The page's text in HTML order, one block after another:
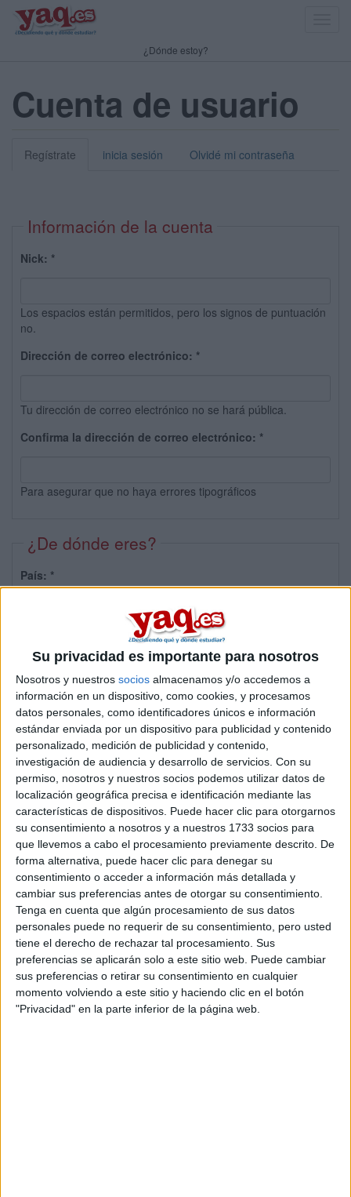
Su privacidad es importante para nosotros
Nosotros y nuestros socios almacenamos y/o accedemos a
información en un dispositivo, como cookies, y procesamos
datos personales, como identificadores únicos e información
estándar enviada por un dispositivo para publicidad y contenido
personalizado, medición de publicidad y contenido,
investigación de audiencia y desarrollo de servicios. Con su
permiso, nosotros y nuestros socios podemos utilizar datos de
localización geográfica precisa e identificación mediante las
características de dispositivos. Puede hacer clic para otorgarnos
su consentimiento a nosotros y a nuestros 1733 socios para
que llevemos a cabo el procesamiento previamente descrito. De
forma alternativa, puede hacer clic para denegar su
consentimiento o acceder a información más detallada y
cambiar sus preferencias antes de otorgar su consentimiento.
Tenga en cuenta que algún procesamiento de sus datos
personales puede no requerir de su consentimiento, pero usted
tiene el derecho de rechazar tal procesamiento. Sus
preferencias se aplicarán solo a este sitio web. Puede cambiar
sus preferencias o retirar su consentimiento en cualquier
momento volviendo a este sitio y haciendo clic en el botón
"Privacidad" en la parte inferior de la página web.
¿Dónde estoy?
Cuenta de usuario
Regístrate inicia sesión Olvidé mi contraseña
Información de la cuenta
Nick: *
Los espacios están permitidos, pero los signos de puntuación
no.
Dirección de correo electrónico: *
Tu dirección de correo electrónico no se hará pública.
Confirma la dirección de correo electrónico: *
Para asegurar que no haya errores tipográficos
¿De dónde eres?
País: *
Sobre ti
Soy:*
Chico
Chica
¿En qué año terminas (o terminaste) bachillerato o FP?
Soy estudiante de:*
Términos y Condiciones de Uso
Aceptolos Términos y Condicionesde uso*